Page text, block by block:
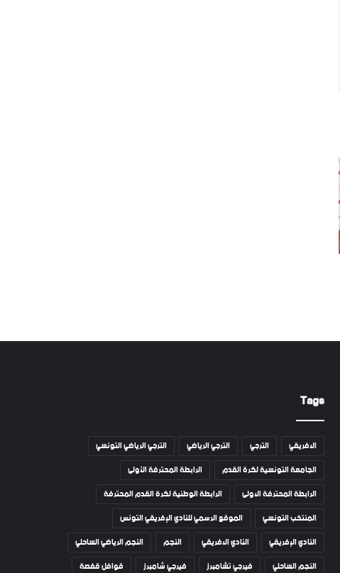
Tags
الافريقي الترجي الترجي الرياضي
الترجي الرياضي التونسي
الجامعة التونسية لكرة القدم
الرابطة المحترفة الأولى
الرابطة المحترفة الاولى
الرابطة الوطنية لكرة القدم المحترفة
المنتخب التونسي
الموقع الرسمي للنادي الإفريقي التونس
النادي الإفريقي
النادي الافريقي النجم
النجم الرياضي الساحلي
النجم الساحلي
فيرجي تشامبرز فيرجي شامبرز قوافل قفصة